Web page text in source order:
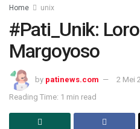
Home unix
#Pati_Unik:
Margoyoso
by patinews.com
2 Mei
Reading Time: 1 min read